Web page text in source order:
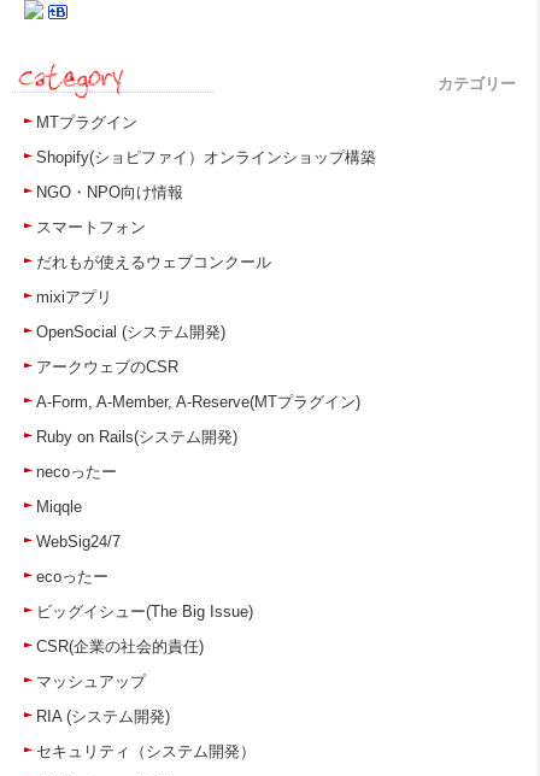
カテゴリー
MTプラグイン
Shopify(ショピファイ）オンラインショップ構築
NGO・NPO向け情報
スマートフォン
だれもが使えるウェブコンクール
mixiアプリ
OpenSocial (システム開発)
アークウェブのCSR
A-Form, A-Member, A-Reserve(MTプラグイン)
Ruby on Rails(システム開発)
necoったー
Miqqle
WebSig24/7
ecoったー
ビッグイシュー(The Big Issue)
CSR(企業の社会的責任)
マッシュアップ
RIA (システム開発)
セキュリティ（システム開発）